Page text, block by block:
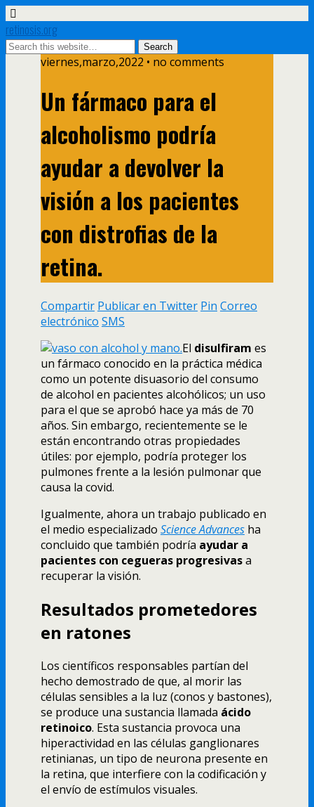
retinosis.org
viernes,marzo,2022 • no comments
Un fármaco para el
alcoholismo podría
ayudar a devolver la
visión a los pacientes
con distrofias de la
retina.
Compartir Publicar en Twitter Pin Correo
electrónico SMS
El disulfiram es
un fármaco conocido en la práctica médica
como un potente disuasorio del consumo
de alcohol en pacientes alcohólicos; un uso
para el que se aprobó hace ya más de 70
años. Sin embargo, recientemente se le
están encontrando otras propiedades
útiles: por ejemplo, podría proteger los
pulmones frente a la lesión pulmonar que
causa la covid.
Igualmente, ahora un trabajo publicado en
el medio especializado Science Advances ha
concluido que también podría ayudar a
pacientes con cegueras progresivasa
recuperar la visión.
Resultados prometedores
en ratones
Los científicos responsables partían del
hecho demostrado de que, al morir las
células sensibles a la luz (conos y bastones),
se produce una sustancia llamada ácido
retinoico. Esta sustancia provoca una
hiperactividad en las células ganglionares
retinianas, un tipo de neurona presente en
la retina, que interfiere con la codificación y
el envío de estímulos visuales.